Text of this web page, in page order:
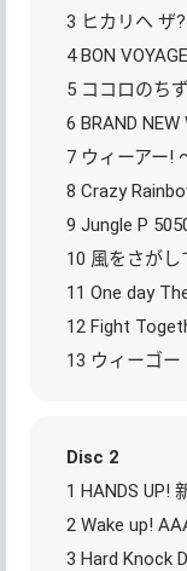
3 ヒカリヘ ザ
4 BON
5 ココロのち
6 BRAND NEW
7 ウィーアー!
8 Crazy
9 Jungle P
10 風をさがし
11 One day
12 Fight
13 ウィーゴ
Disc 2
1 HANDS UP!
2 Wake up!
3 Hard Knock